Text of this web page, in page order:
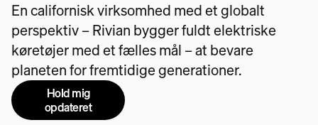
En californisk virksomhed med et globalt
perspektiv – Rivian bygger fuldt elektriske
køretøjer med et fælles mål – at bevare
planeten for fremtidige generationer.
Hold mig
opdateret